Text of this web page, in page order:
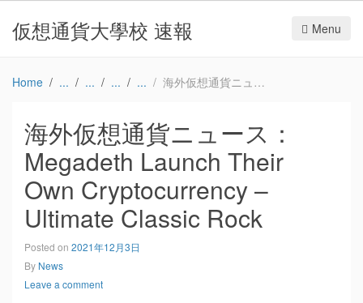
仮想通貨大學校 速報 Menu
Home 海外仮想通貨ニュース：Megadeth Launch Their Own Cryptocurrency – Ultimate Classic Rock
海外仮想通貨ニュース：
Megadeth Launch Their
Own Cryptocurrency –
Ultimate Classic Rock
Posted on 2021年12月3日
By News
Leave a comment